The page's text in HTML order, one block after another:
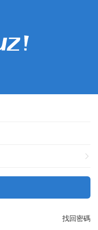
找回密碼